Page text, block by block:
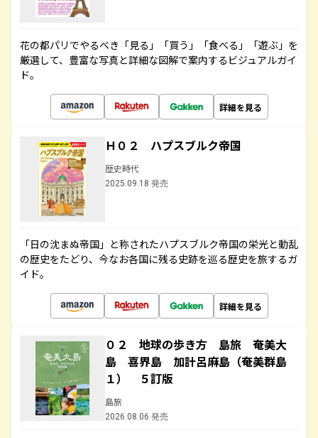
花の都パリでやるべき「見る」「買う」「食べる」「遊ぶ」を
厳選して、豊富な写真と詳細な図解で案内するビジュアルガイ
ド。
詳細を見る
Ｈ０２ ハプスブルク帝国
歴史時代
2025.09.18 発売
「日の沈まぬ帝国」と称されたハプスブルク帝国の栄光と動乱
の歴史をたどり、今なお各国に残る史跡を巡る歴史を旅するガ
イド。
詳細を見る
０２ 地球の歩き方 島旅 奄美大
島 喜界島 加計呂麻島（奄美群島
１） ５訂版
島旅
2026.08.06 発売